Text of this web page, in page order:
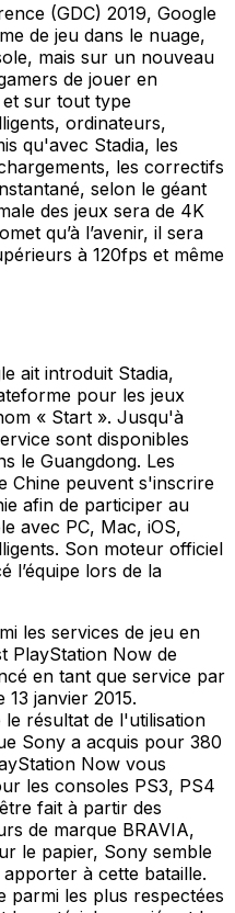
(GDC) 2019, Google
de jeu dans le nuage,
mais sur un nouveau
de jouer en
sur tout type
ordinateurs,
qu'avec Stadia, les
les correctifs
selon le géant
des jeux sera de 4K
qu’à l’avenir, il sera
à 120fps et même
ait introduit Stadia,
pour les jeux
« Start ». Jusqu'à
sont disponibles
le Guangdong. Les
Chine peuvent s'inscrire
afin de participer au
avec PC, Mac, iOS,
Son moteur officiel
l’équipe lors de la
les services de jeu en
PlayStation Now de
en tant que service par
janvier 2015.
résultat de l'utilisation
Sony a acquis pour 380
Now vous
les consoles PS3, PS4
fait à partir des
de marque BRAVIA,
le papier, Sony semble
à cette bataille.
parmi les plus respectées